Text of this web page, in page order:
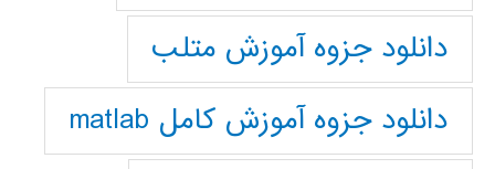
دانلود جزوه آموزش متلب
دانلود جزوه آموزش کامل matlab